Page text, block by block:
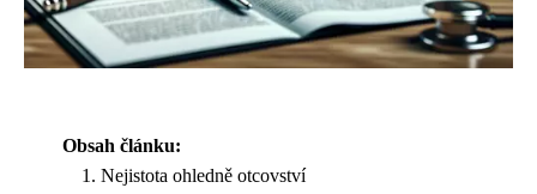
Obsah článku:
Nejistota ohledně otcovství